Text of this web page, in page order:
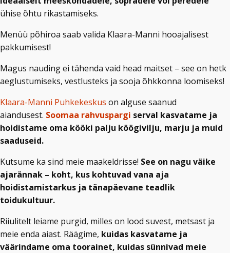
ühise õhtu rikastamiseks.
Menüü põhiroa saab valida Klaara-Manni hooajalisest
pakkumisest!
Magus nauding ei tähenda vaid head maitset – see on hetk
aeglustumiseks, vestlusteks ja sooja õhkkonna loomiseks!
Klaara-Manni Puhkekeskus on alguse saanud
aiandusest. Soomaa rahvuspargi serval kasvatame ja
hoidistame oma kööki palju köögivilju, marju ja muid
saaduseid.
Kutsume ka sind meie maakeldrisse! See on nagu väike
ajarännak – koht, kus kohtuvad vana aja
hoidistamistarkus ja tänapäevane teadlik
toidukultuur.
Riiulitelt leiame purgid, milles on lood suvest, metsast ja
meie enda aiast. Räägime, kuidas kasvatame ja
väärindame oma toorainet, kuidas sünnivad meie